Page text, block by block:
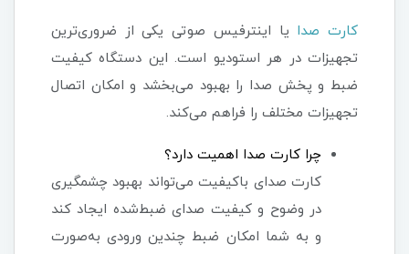
کارت صدا یا اینترفیس صوتی یکی از ضروری‌ترین
تجهیزات در هر استودیو است. این دستگاه کیفیت
ضبط و پخش صدا را بهبود می‌بخشد و امکان اتصال
تجهیزات مختلف را فراهم می‌کند.
چرا کارت صدا اهمیت دارد؟
کارت صدای باکیفیت می‌تواند بهبود چشمگیری
در وضوح و کیفیت صدای ضبط‌شده ایجاد کند
و به شما امکان ضبط چندین ورودی به‌صورت